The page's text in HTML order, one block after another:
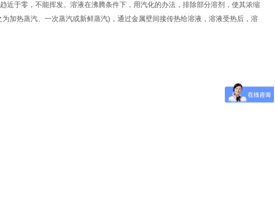
于零，不能挥发。溶液在沸腾条件下，用汽化的办法，排除部分溶剂，使其浓缩
加热蒸汽、一次蒸汽或新鲜蒸汽)，通过金属壁间接传热给溶液，溶液受热后，溶